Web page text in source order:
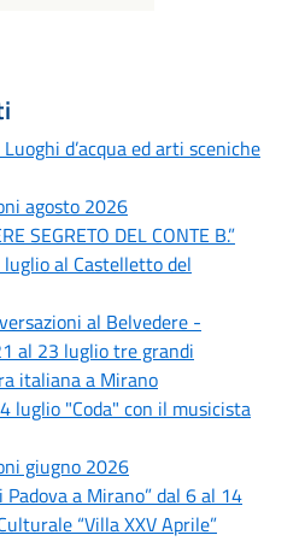
d’acqua ed arti sceniche
agosto 2026
SEGRETO DEL CONTE B.”
al Castelletto del
al Belvedere -
al 23 luglio tre grandi
italiana a Mirano
luglio "Coda" con il musicista
giugno 2026
Padova a Mirano” dal 6 al 14
“Villa XXV Aprile”